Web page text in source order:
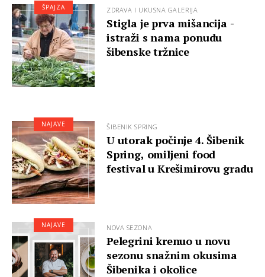
ZDRAVA I UKUSNA GALERIJA
Stigla je prva mišancija -
istraži s nama ponudu
šibenske tržnice
ŠPAJZA
ŠIBENIK SPRING
U utorak počinje 4. Šibenik
Spring, omiljeni food
festival u Krešimirovu gradu
NAJAVE
NOVA SEZONA
Pelegrini krenuo u novu
sezonu snažnim okusima
Šibenika i okolice
NAJAVE